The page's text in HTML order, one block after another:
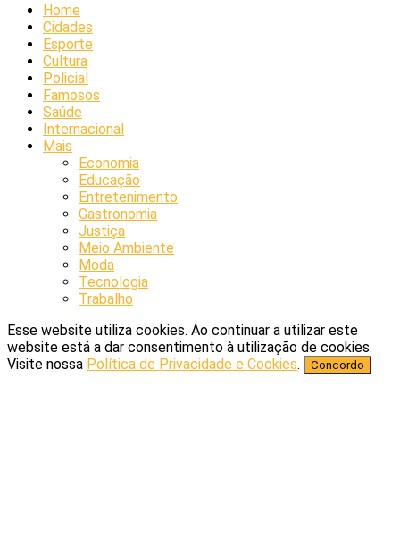
Home
Cidades
Esporte
Cultura
Policial
Famosos
Saúde
Internacional
Mais
Economia
Educação
Entretenimento
Gastronomia
Justiça
Meio Ambiente
Moda
Tecnologia
Trabalho
Esse website utiliza cookies. Ao continuar a utilizar este
website está a dar consentimento à utilização de cookies.
Visite nossa Política de Privacidade e Cookies. Concordo